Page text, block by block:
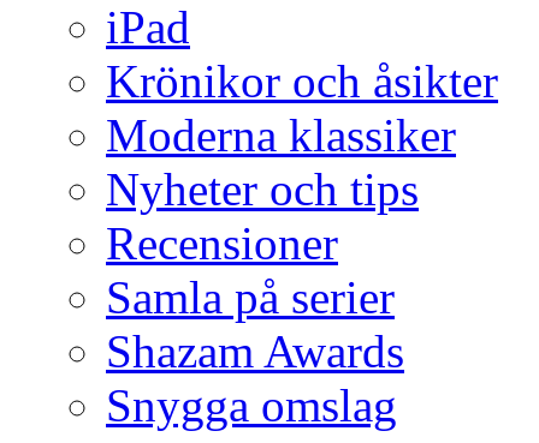
iPad
Krönikor och åsikter
Moderna klassiker
Nyheter och tips
Recensioner
Samla på serier
Shazam Awards
Snygga omslag